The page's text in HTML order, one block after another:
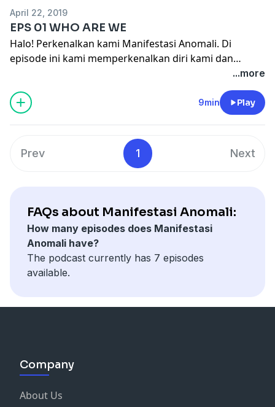
April 22, 2019
EPS 01 WHO ARE WE
Halo! Perkenalkan kami Manifestasi Anomali. Di
episode ini kami memperkenalkan diri kami dan
...more
9min Play
Prev 1 Next
FAQs about Manifestasi Anomali:
How many episodes does Manifestasi
Anomali have?
The podcast currently has 7 episodes
available.
Company
About Us